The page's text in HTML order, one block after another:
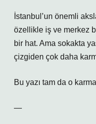
İstanbul’un önemli
özellikle iş ve merkez
bir hat. Ama sokakta
çizgiden çok daha
Bu yazı tam da o
—